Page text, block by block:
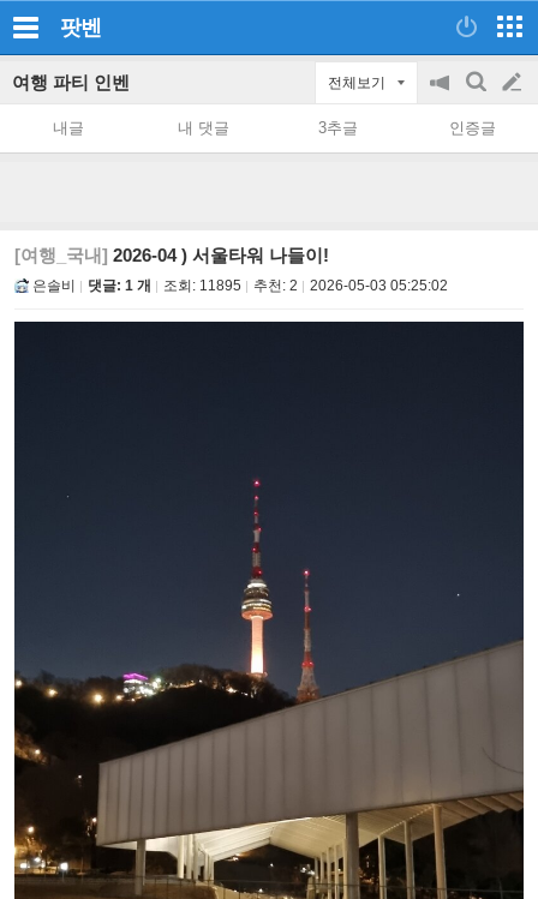
팟벤
여행 파티 인벤 전체보기
공
on/off
검
색
글
쓰
내글 내 댓글 3추글 인증글
[여행_국내] 2026-04 ) 서울타워 나들이!
은솔비 댓글: 1 개 조회: 11895 추천: 2 2026-05-03 05:25:02